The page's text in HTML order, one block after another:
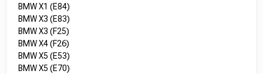
BMW X1 (E84)
BMW X3 (E83)
BMW X3 (F25)
BMW X4 (F26)
BMW X5 (E53)
BMW X5 (E70)